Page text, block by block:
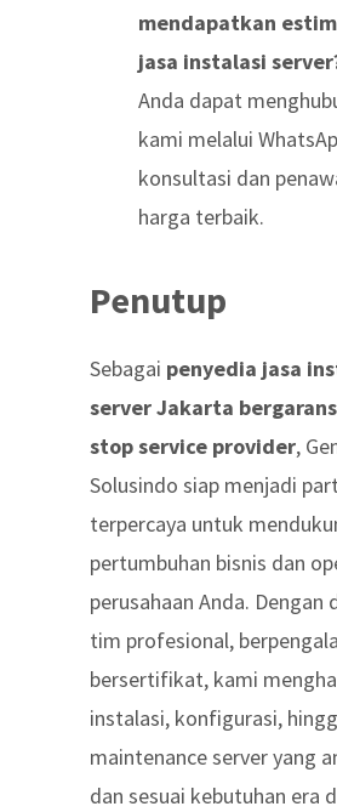
mendapatkan
jasa instalasi
Anda dapat
kami melalui
konsultasi dan
harga terbaik.
Penutup
Sebagai penyedia jasa
server Jakarta
stop service provider,
Solusindo siap menjadi
terpercaya untuk
pertumbuhan bisnis dan
perusahaan Anda. Dengan
tim profesional,
bersertifikat, kami
instalasi, konfigurasi,
maintenance server yang
dan sesuai kebutuhan era